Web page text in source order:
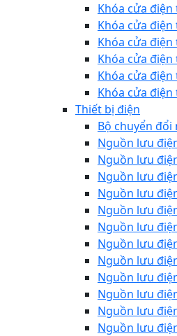
Khóa cửa
Khóa cửa điện
Khóa cửa điện
Khóa cửa điện
Khóa cửa điện
Khóa cửa điện
Thiết bị điện
Bộ chuyển đổi
Nguồn lưu
Nguồn lưu
Nguồn lưu
Nguồn lưu
Nguồn lưu
Nguồn lưu
Nguồn lưu
Nguồn lưu
Nguồn lưu
Nguồn lưu
Nguồn lưu
Nguồn lưu